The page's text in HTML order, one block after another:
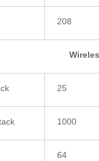
208
25
1000
64